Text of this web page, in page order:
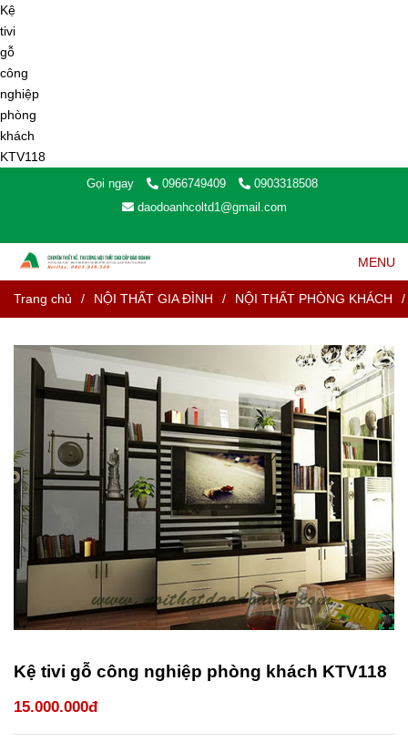
Gọi ngay 0966749409
0903318508
daodoanhcoltd1@gmail.com
MENU
Trang chủ / NỘI THẤT GIA ĐÌNH / NỘI THẤT PHÒNG KHÁCH /
Kệ tivi gỗ công nghiệp phòng khách KTV118
15.000.000đ